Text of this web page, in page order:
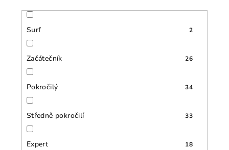
Surf 2
Začátečník 26
Pokročilý 34
Středně pokročilí 33
Expert 18